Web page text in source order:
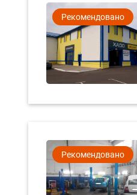
Рекомендовано
Рекомендовано